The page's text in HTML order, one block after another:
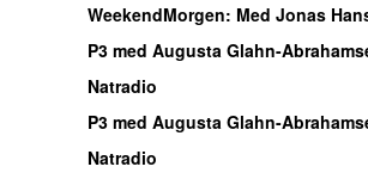
WeekendMorgen: Med Jonas
P3 med Augusta Glahn-
Natradio
P3 med Augusta Glahn-
Natradio